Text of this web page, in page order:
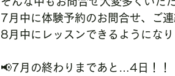
7月中に体験予約のお問合せ、ご
8月中にレッスンできるようになり
📢7月の終わりまであと…4日！！